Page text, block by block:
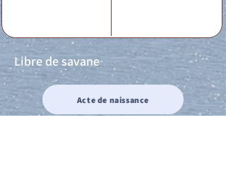
Libre de savane
Acte de naissance